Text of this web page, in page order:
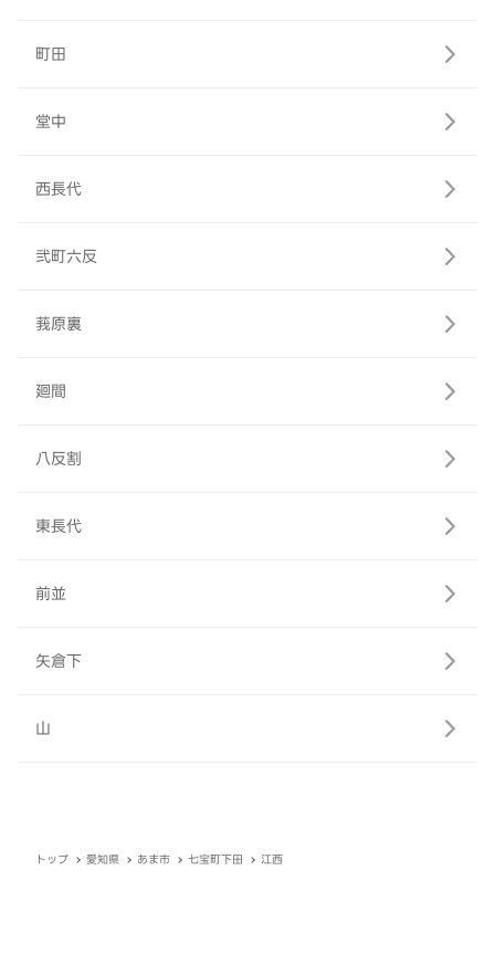
町田
堂中
西長代
弐町六反
莪原裏
廻間
八反割
東長代
前並
矢倉下
山
トップ 愛知県 あま市 七宝町下田 江西